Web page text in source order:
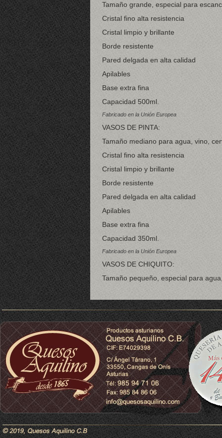
Tamaño grande, especial para
Cristal fino alta resistencia
Cristal limpio y brillante
Borde resistente
Pared delgada en alta calidad
Apilables
Base extra fina
Capacidad 500ml.
Fabricado en la Unión Europea
VASOS DE PINTA:
Tamaño mediano para agua, vino,
Cristal fino alta resistencia
Cristal limpio y brillante
Borde resistente
Pared delgada en alta calidad
Apilables
Base extra fina
Capacidad 350ml.
Fabricado en la Unión Europea
VASOS DE CHIQUITO:
Tamaño pequeño, especial para